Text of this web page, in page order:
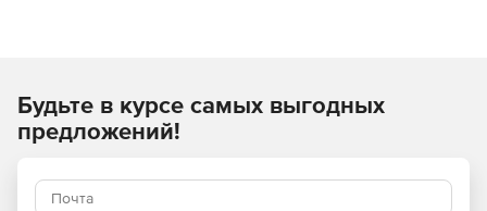
настройка форматов вывода документации.
Произвольное трехмерное (3D) моделирование.
Будьте в курсе самых выгодных
предложений!